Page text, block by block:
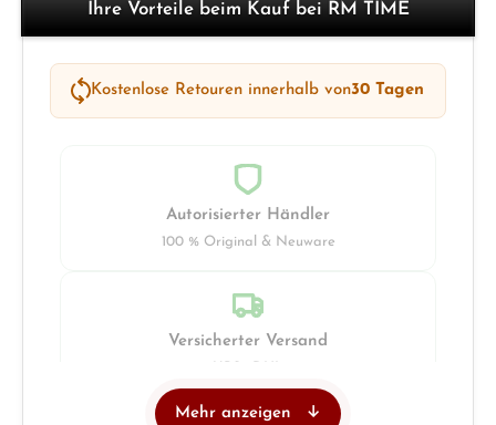
Ihre Vorteile beim Kauf bei RM TIME
Kostenlose Retouren innerhalb von30 Tagen
Autorisierter Händler
100 % Original & Neuware
Versicherter Versand
Mehr anzeigen